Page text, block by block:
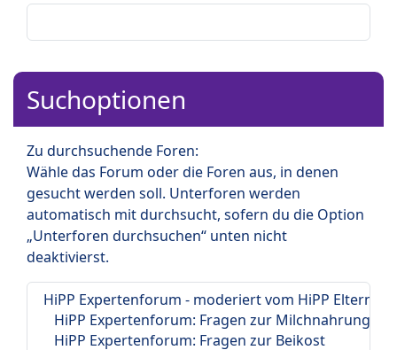
Suchoptionen
Zu durchsuchende Foren:
Wähle das Forum oder die Foren aus, in denen
gesucht werden soll. Unterforen werden
automatisch mit durchsucht, sofern du die Option
„Unterforen durchsuchen“ unten nicht
deaktivierst.